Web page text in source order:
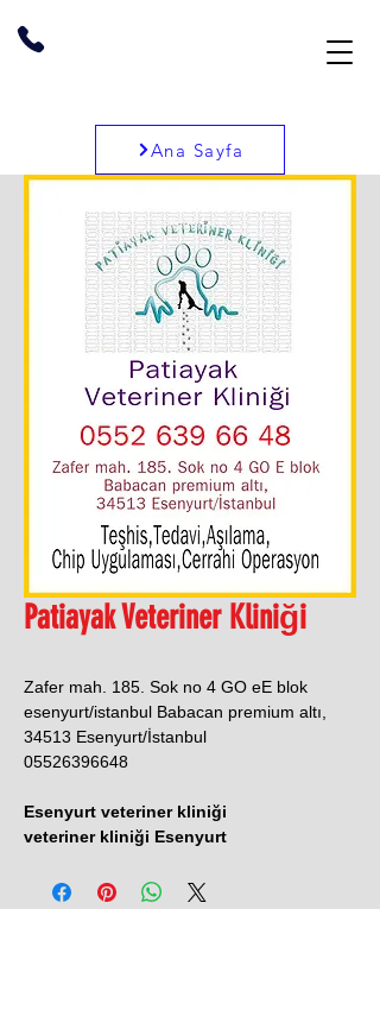
Ana Sayfa
Patiayak Veteriner Kliniği
Zafer mah. 185. Sok no 4 GO eE blok
esenyurt/istanbul Babacan premium altı,
34513 Esenyurt/İstanbul
05526396648
Esenyurt veteriner kliniği
veteriner kliniği Esenyurt